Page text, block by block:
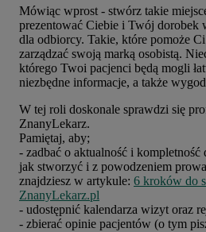
Mówiąc wprost - stwórz takie
prezentować Ciebie i Twój dorobek
dla odbiorcy. Takie, które pomoże
zarządzać swoją marką osobistą.
którego Twoi pacjenci będą mogli
niezbędne informacje, a także
W tej roli doskonale sprawdzi się
ZnanyLekarz.
Pamiętaj, aby;
- zadbać o aktualność i
jak stworzyć i z powodzeniem
znajdziesz w artykule: 6 kroków do
ZnanyLekarz.pl
- udostępnić kalendarza wizyt oraz
- zbierać opinie pacjentów (o tym